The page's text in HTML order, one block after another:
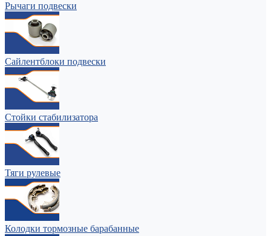
Рычаги подвески
Сайлентблоки подвески
Стойки стабилизатора
Тяги рулевые
Колодки тормозные барабанные